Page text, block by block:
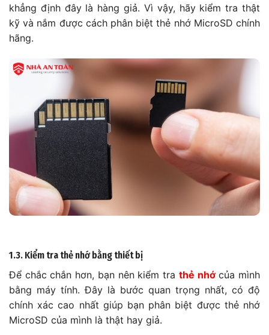
khẳng định đây là hàng giả. Vì vậy, hãy kiểm tra thật
kỹ và nắm được cách phân biệt thẻ nhớ MicroSD chính
hãng.
1.3. Kiểm tra thẻ nhớ bằng thiết bị
Để chắc chắn hơn, bạn nên kiểm tra thẻ nhớcủa mình
bằng máy tính. Đây là bước quan trọng nhất, có độ
chính xác cao nhất giúp bạn phân biệt được thẻ nhớ
MicroSD của mình là thật hay giả.